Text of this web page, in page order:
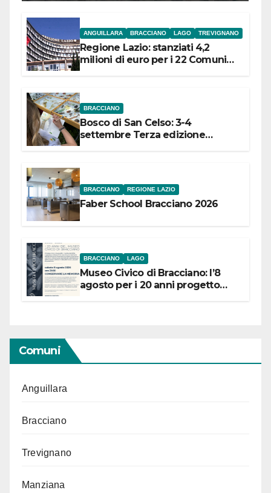
ANGUILLARA BRACCIANO LAGO TREVIGNANO
Regione Lazio: stanziati 4,2
milioni di euro per i 22 Comuni
BRACCIANO
Bosco di San Celso: 3-4
settembre Terza edizione
BRACCIANO REGIONE LAZIO
Faber School Bracciano 2026
BRACCIANO LAGO
Museo Civico di Bracciano: l’8
agosto per i 20 anni progetto
Comuni
Anguillara
Bracciano
Trevignano
Manziana